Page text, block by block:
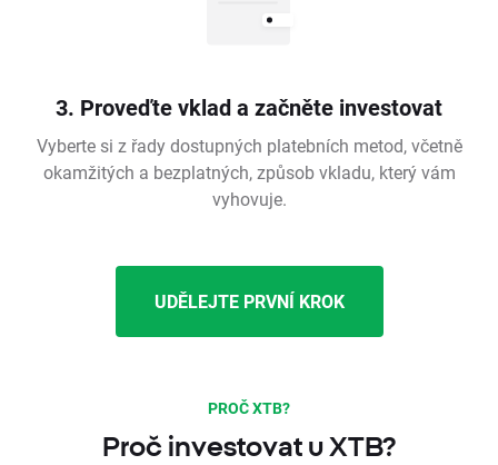
3. Proveďte vklad a začněte investovat
Vyberte si z řady dostupných platebních metod, včetně
okamžitých a bezplatných, způsob vkladu, který vám
vyhovuje.
UDĚLEJTE PRVNÍ KROK
PROČ XTB?
Proč investovat u XTB?